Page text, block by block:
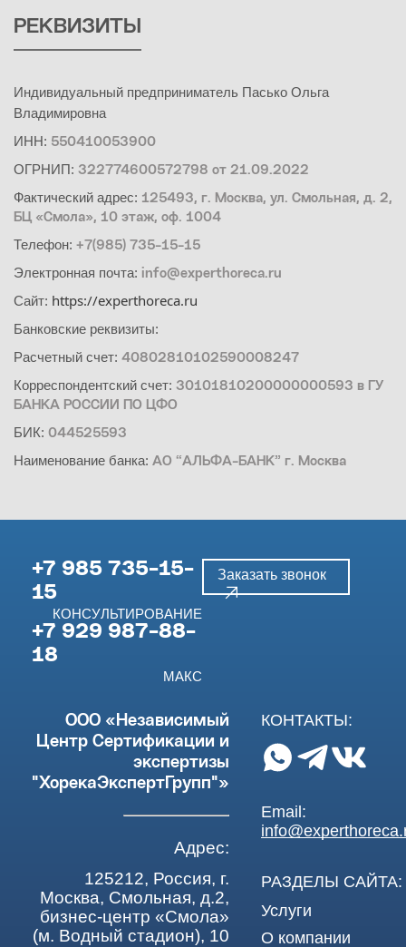
РЕКВИЗИТЫ
Индивидуальный предприниматель Пасько Ольга
Владимировна
ИНН: 550410053900
ОГРНИП: 322774600572798 от 21.09.2022
Фактический адрес: 125493, г. Москва, ул. Смольная, д. 2,
БЦ «Смола», 10 этаж, оф. 1004
Телефон: +7(985) 735-15-15
Электронная почта: info@experthoreca.ru
Сайт: https://experthoreca.ru
Банковские реквизиты:
Расчетный счет: 40802810102590008247
Корреспондентский счет: 30101810200000000593 в ГУ
БАНКА РОССИИ ПО ЦФО
БИК: 044525593
Наименование банка: АО “АЛЬФА-БАНК” г. Москва
+7 985 735-15-
15
КОНСУЛЬТИРОВАНИЕ
+7 929 987-88-
18
МАКС
Заказать звонок
ООО «Независимый
Центр Сертификации и
экспертизы
"ХорекаЭкспертГрупп"»
Адрес:
125212, Россия, г.
Москва, Смольная, д.2,
бизнес-центр «Смола»
(м. Водный стадион), 10
РАЗДЕЛЫ САЙТА:
Услуги
О компании
КОНТАКТЫ:
Email: